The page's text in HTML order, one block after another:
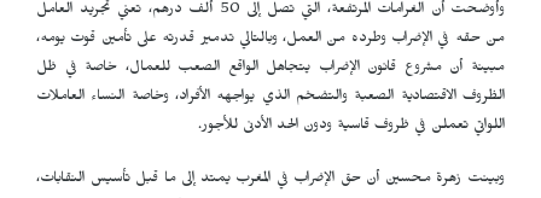
وأوضحت أن الغرامات المرتفعة، التي تصل إلى 50 ألف درهم، تعني تجريد العامل
من حقه في الإضراب وطرده من العمل، وبالتالي تدمير قدرته على تأمين قوت يومه،
مبينة أن مشروع قانون الإضراب يتجاهل الواقع الصعب للعمال، خاصة في ظل
الظروف الاقتصادية الصعبة والتضخم الذي يواجهه الأفراد، وخاصة النساء العاملات
اللواتي تعملن في ظروف قاسية ودون الحد الأدنى للأجور.
وبينت زهرة محسين أن حق الإضراب في المغرب يمتد إلى ما قبل تأسيس النقابات،